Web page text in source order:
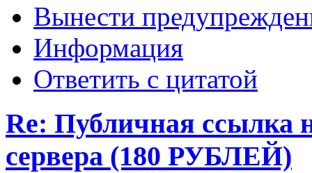
Вынести
Информация
Ответить с цитатой
Re: Публичная ссылка
сервера (180 РУБЛЕЙ)